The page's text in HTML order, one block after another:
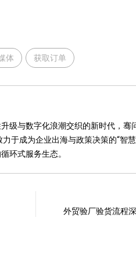
体 获取订单
级与数字化浪潮交织的新时代，骞
于成为企业出海与政策决策的“智
环式服务生态。
外贸验厂验货流程